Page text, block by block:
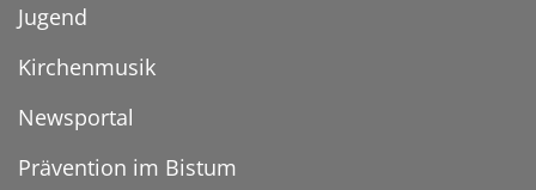
Jugend
Kirchenmusik
Newsportal
Prävention im Bistum